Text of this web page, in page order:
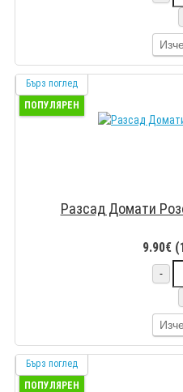
Бърз поглед
ПОПУЛЯРЕН
Разсад Домати
9.90€
-
Бърз поглед
ПОПУЛЯРЕН